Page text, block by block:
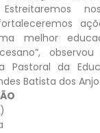
melhor
Pastoral da
Batista dos